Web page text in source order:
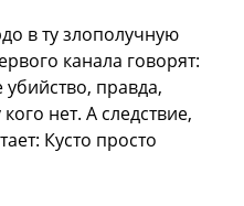
в ту злополучную
канала говорят:
правда,
нет. А следствие,
Кусто просто